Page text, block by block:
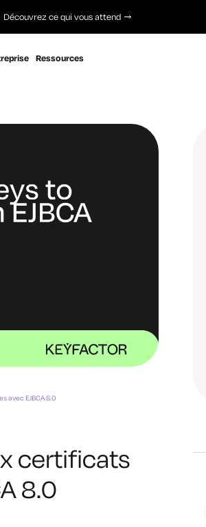
ce qui vous attend
Ressources
avec EJBCA 8.0
certificats
8.0